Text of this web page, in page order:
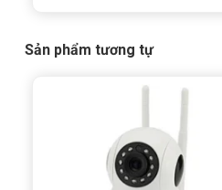
Hồng ngoại
30m
Tính năng AI
Tripwire,
Chuẩn bảo vệ
IP66, TVS
Sản phẩm tương tự